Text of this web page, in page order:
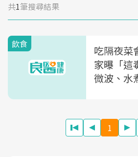
共1筆搜尋結果
飲食
吃隔夜菜
家曝「這
微波、水
1